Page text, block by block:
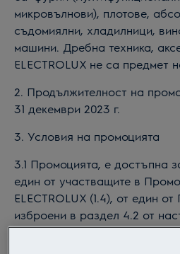
микровълнови), плотове,
съдомиялни, хладилници,
машини. Дребна техника,
ELECTROLUX не са предмет
2. Продължителност на
31 декември 2023 г.
3. Условия на промоцията
3.1 Промоцията, е достъпна
един от участващите в
ELECTROLUX (1.4), от един
изброени в раздел 4.2 от
промоцията в периода на